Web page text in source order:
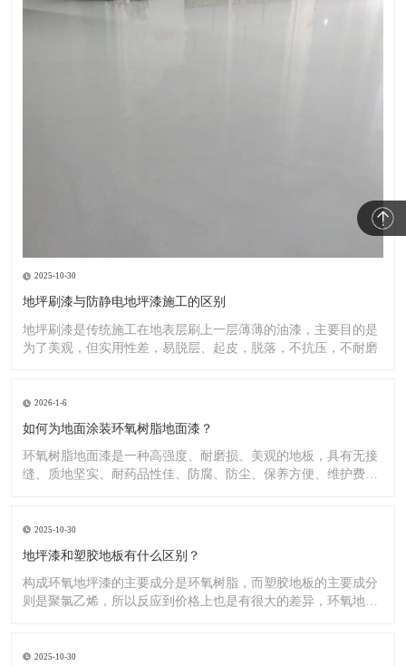
2025-10-30
地坪刷漆与防静电地坪漆施工的区别
地坪刷漆是传统施工在地表层刷上一层薄薄的油漆，主要目的是
为了美观，但实用性差，易脱层、起皮，脱落，不抗压，不耐磨
2026-1-6
如何为地面涂装环氧树脂地面漆？
环氧树脂地面漆是一种高强度、耐磨损、美观的地板，具有无接
缝、质地坚实、耐药品性佳、防腐、防尘、保养方便、维护费用
2025-10-30
地坪漆和塑胶地板有什么区别？
构成环氧地坪漆的主要成分是环氧树脂，而塑胶地板的主要成分
则是聚氯乙烯，所以反应到价格上也是有很大的差异，环氧地坪
2025-10-30